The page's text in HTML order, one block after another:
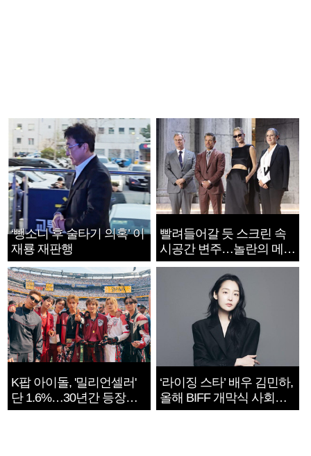
‘뺑소니 후 술타기 의혹’ 이
재룡 재판행
빨려들어갈 듯 스크린 속
시공간 변주…놀란의 메시
지는 ‘전쟁 속죄’
K팝 아이돌, '밀리언셀러'
단 1.6%…30년간 등장
1182개팀 전수조사
‘라이징 스타’ 배우 김민하,
올해 BIFF 개막식 사회자
확정